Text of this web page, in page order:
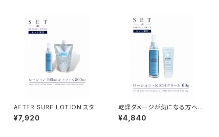
AFTER SURF LOTION スター
ター＆リフィルセット（200ml＋5
00ml）
¥7,920
乾燥ダメージが気になる方へ｜
まずは試せる高保湿お試しセッ
ト（RICH 60g）｜NAMIHADA
¥4,840